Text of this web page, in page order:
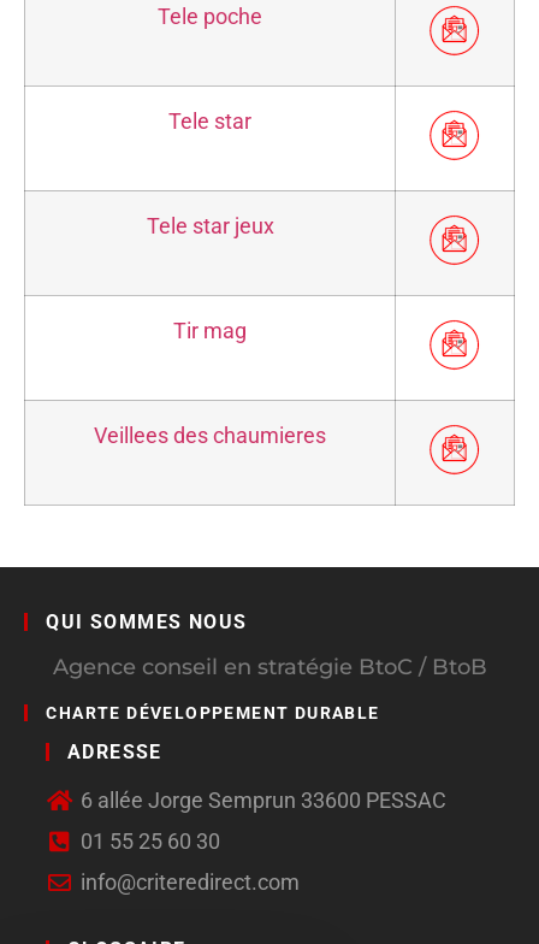
Tele poche
Tele star
Tele star jeux
Tir mag
Veillees des chaumieres
QUI SOMMES NOUS
Agence conseil en stratégie BtoC / BtoB
CHARTE DÉVELOPPEMENT DURABLE
ADRESSE
6 allée Jorge Semprun 33600 PESSAC
01 55 25 60 30
info@criteredirect.com